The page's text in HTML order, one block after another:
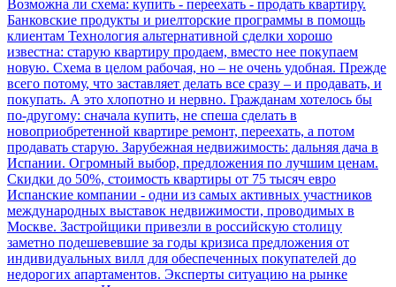
Возможна ли схема: купить - переехать - продать квартиру.
Банковские продукты и риелторские программы в помощь
клиентам Технология альтернативной сделки хорошо
известна: старую квартиру продаем, вместо нее покупаем
новую. Схема в целом рабочая, но – не очень удобная. Прежде
всего потому, что заставляет делать все сразу – и продавать, и
покупать. А это хлопотно и нервно. Гражданам хотелось бы
по-другому: сначала купить, не спеша сделать в
новоприобретенной квартире ремонт, переехать, а потом
продавать старую. Зарубежная недвижимость: дальняя дача в
Испании. Огромный выбор, предложения по лучшим ценам.
Скидки до 50%, стоимость квартиры от 75 тысяч евро
Испанские компании - одни из самых активных участников
международных выставок недвижимости, проводимых в
Москве. Застройщики привезли в российскую столицу
заметно подешевевшие за годы кризиса предложения от
индивидуальных вилл для обеспеченных покупателей до
недорогих апартаментов. Эксперты ситуацию на рынке